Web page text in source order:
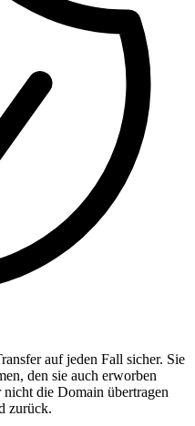
auf jeden Fall sicher. Sie
den sie auch erworben
die Domain übertragen
zurück.